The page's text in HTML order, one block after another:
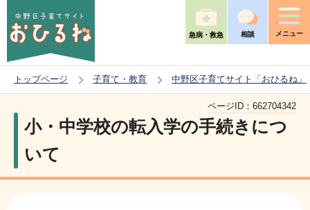
の
ー
す
急病・救急 相談 メニュー
トップページ 子育て・教育 中野区子育てサイト「おひるね」
か
小・中学校の転入学の手続きにつ
いて
ページID： 662704342